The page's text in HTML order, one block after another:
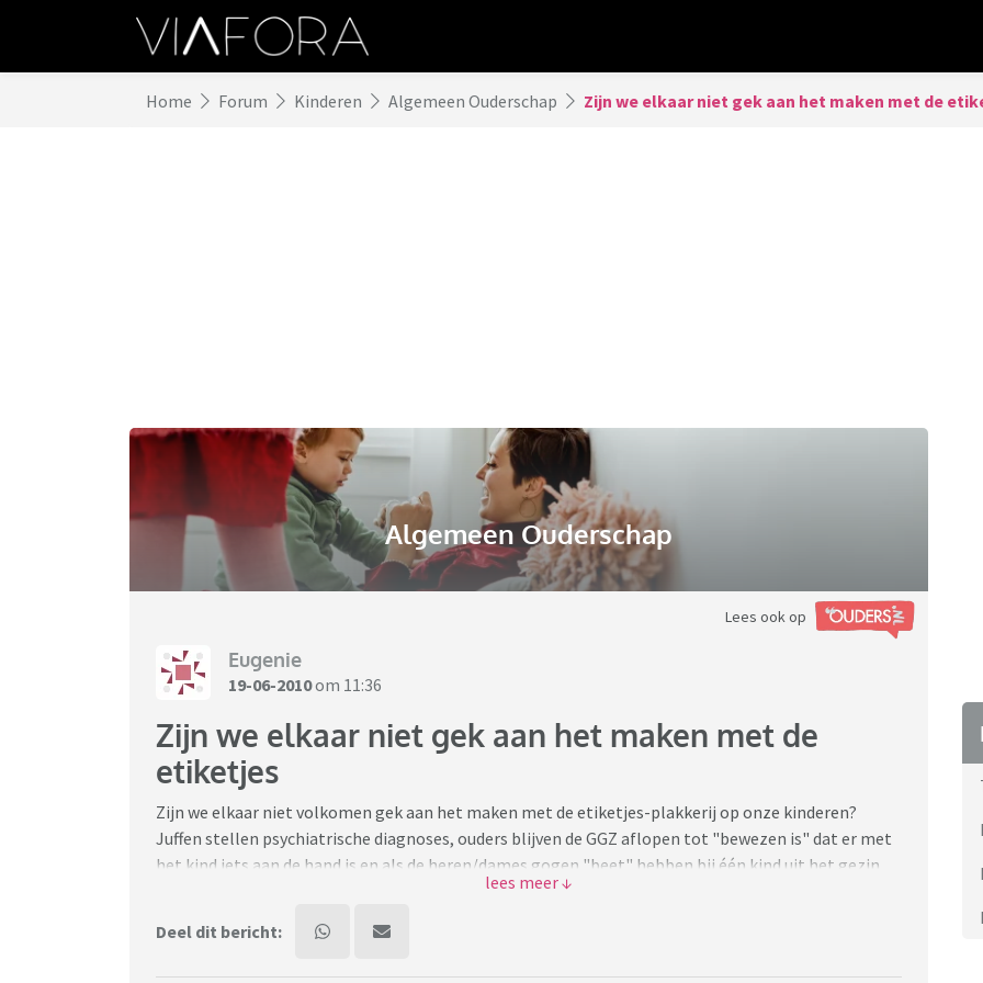
Home Forum Kinderen Algemeen Ouderschap Zijn we elkaar niet gek aan het maken met de
Algemeen Ouderschap
Lees ook op
Eugenie
19-06-2010om 11:36
Zijn we elkaar niet gek aan het maken met de
etiketjes
Zijn we elkaar niet volkomen gek aan het maken met de etiketjes-plakkerij op onze kinderen?
Juffen stellen psychiatrische diagnoses, ouders blijven de GGZ aflopen tot "bewezen is" dat er met
het kind iets aan de hand is en als de heren/dames gogen "beet" hebben bij één kind uit het gezin,
testen ze de brusjes meteen mee, want al hun etiketjes zijn uiteraard familiar.
hand op het hart bezwoeren hun kind zeker niet aan de medicatie te doen en binnen een half jaar
Deel dit bericht: